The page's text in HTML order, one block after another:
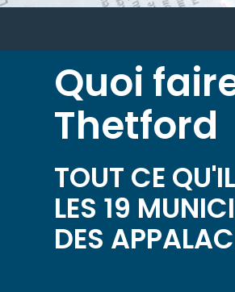
Quoi
Thetford
TOUT CE
LES 19
DES